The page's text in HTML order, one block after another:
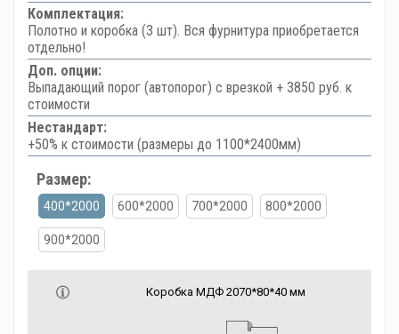
Комплектация:
Полотно и коробка (3 шт). Вся фурнитура приобретается
отдельно!
Доп. опции:
Выпадающий порог (автопорог) с врезкой + 3850 руб. к
стоимости
Нестандарт:
+50% к стоимости (размеры до 1100*2400мм)
Размер:
400*2000 600*2000 700*2000 800*2000
900*2000
Коробка МДФ 2070*80*40 мм